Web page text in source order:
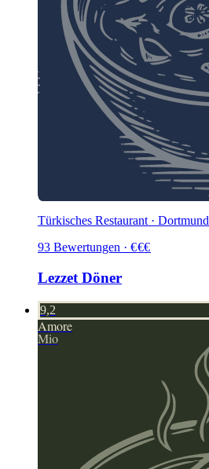
Türkisches Restaurant · Dortmund
93 Bewertungen · €€€
Lezzet Döner
9,2
Amore
Mio